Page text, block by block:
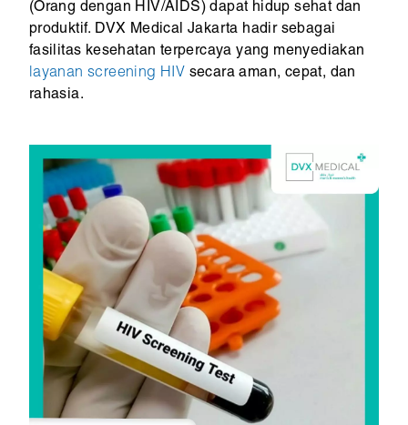
(Orang dengan HIV/AIDS) dapat hidup sehat dan
produktif. DVX Medical Jakarta hadir sebagai
fasilitas kesehatan terpercaya yang menyediakan
layanan screening HIV secara aman, cepat, dan
rahasia.